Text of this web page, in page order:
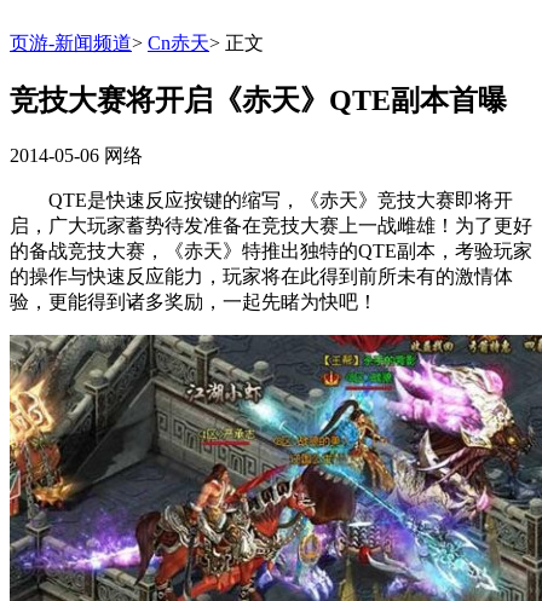
页游-新闻频道> Cn赤天> 正文
竞技大赛将开启《赤天》QTE副本首曝
2014-05-06 网络
QTE是快速反应按键的缩写，《赤天》竞技大赛即将开
启，广大玩家蓄势待发准备在竞技大赛上一战雌雄！为了更好
的备战竞技大赛，《赤天》特推出独特的QTE副本，考验玩家
的操作与快速反应能力，玩家将在此得到前所未有的激情体
验，更能得到诸多奖励，一起先睹为快吧！